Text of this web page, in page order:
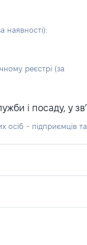
наявності):
реєстрі (за
і посаду, у
осіб -